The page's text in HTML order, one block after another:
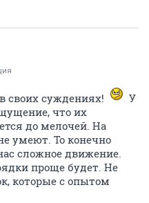
своих суждениях!
У
что их
до мелочей. На
умеют. То конечно
сложное движение.
проще будет. Не
которые с опытом